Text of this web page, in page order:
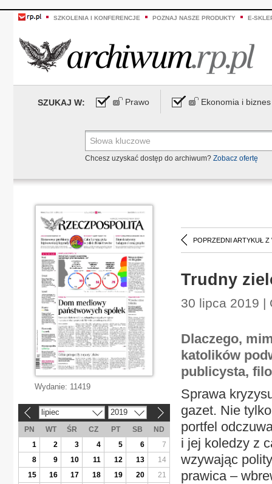
SZKOLENIA I KONFERENCJE POZNAJ NASZE PRODUKTY E-
SZUKAJ W: Prawo Ekonomia i biznes
Chcesz uzyskać dostęp do archiwum? Zobacz ofertę
POPRZEDNI ARTYKUŁ Z
Trudny
30 lipca 2019 |
Dlaczego,
katolików
publicysta,
Sprawa
gazet. Nie
portfel
i jej koledzy z
wzywając
prawica –
Wydanie: 11419
lipiec 2019
PN WT ŚR CZ PT SB
ND
1
2 3 4 5 6
7
8
9 10 11 12 13
14
15
16 17 18 19 20
21